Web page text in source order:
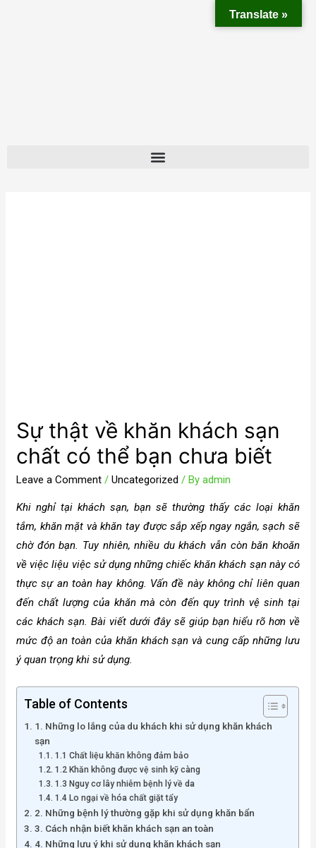
Sự thật về khăn khách sạn
chất có thể bạn chưa biết
Leave a Comment /Uncategorized / Byadmin
Khi nghỉ tại khách sạn, bạn sẽ thường thấy các loại khăn
tắm, khăn mặt và khăn tay được sắp xếp ngay ngắn, sạch sẽ
chờ đón bạn. Tuy nhiên, nhiều du khách vẫn còn băn khoăn
về việc liệu việc sử dụng những chiếc khăn khách sạn này có
thực sự an toàn hay không. Vấn đề này không chỉ liên quan
đến chất lượng của khăn mà còn đến quy trình vệ sinh tại
các khách sạn. Bài viết dưới đây sẽ giúp bạn hiểu rõ hơn về
mức độ an toàn của khăn khách sạn và cung cấp những lưu
ý quan trọng khi sử dụng.
Table of Contents
1. Những lo lắng của du khách khi sử dụng khăn khách
sạn
1.1 Chất liệu khăn không đảm bảo
1.2 Khăn không được vệ sinh kỹ càng
1.3 Nguy cơ lây nhiễm bệnh lý về da
1.4 Lo ngại về hóa chất giặt tẩy
2. Những bệnh lý thường gặp khi sử dụng khăn bẩn
3. Cách nhận biết khăn khách sạn an toàn
4. Những lưu ý khi sử dụng khăn khách sạn
Translate »